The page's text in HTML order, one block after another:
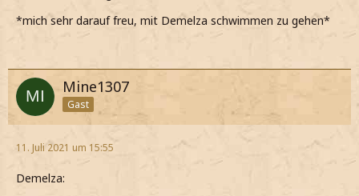
*mich sehr darauf freu, mit Demelza schwimmen zu gehen*
Mine1307
Gast
11. Juli 2021 um 15:55
Demelza: